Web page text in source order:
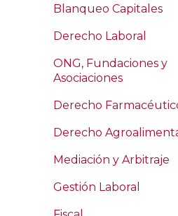
Blanqueo Capitales
Derecho Laboral
ONG, Fundaciones y
Asociaciones
Derecho
Derecho
Mediación y Arbitraje
Gestión Laboral